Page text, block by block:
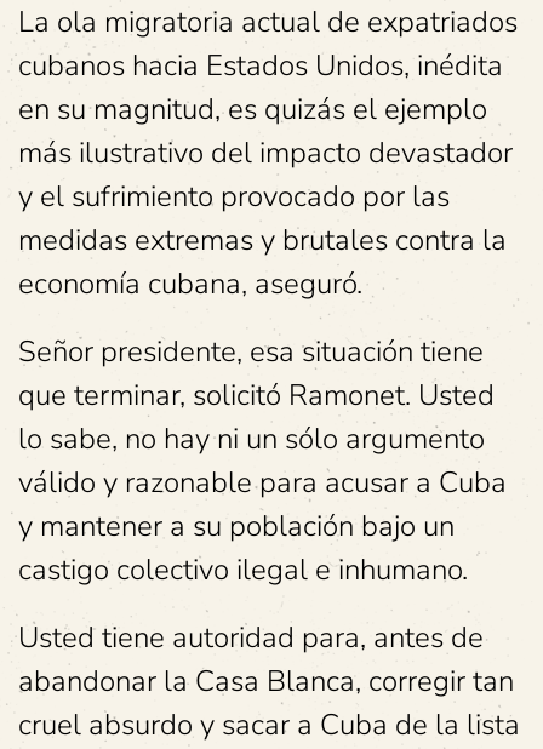
La ola migratoria actual de expatriados
cubanos hacia Estados Unidos, inédita
en su magnitud, es quizás el ejemplo
más ilustrativo del impacto devastador
y el sufrimiento provocado por las
medidas extremas y brutales contra la
economía cubana, aseguró.
Señor presidente, esa situación tiene
que terminar, solicitó Ramonet. Usted
lo sabe, no hay ni un sólo argumento
válido y razonable para acusar a Cuba
y mantener a su población bajo un
castigo colectivo ilegal e inhumano.
Usted tiene autoridad para, antes de
abandonar la Casa Blanca, corregir tan
cruel absurdo y sacar a Cuba de la lista